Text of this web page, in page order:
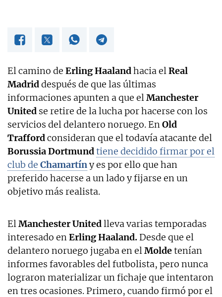
El camino de Erling Haalandhacia elReal
Madriddespués de que las últimas
informaciones apunten a que elManchester
United se retire de la lucha por hacerse con los
servicios del delantero noruego. EnOld
Traffordconsideran que el todavía atacante del
Borussia Dortmundtiene decidido firmar por el
club de Chamartíny es por ello que han
preferido hacerse a un lado y fijarse en un
objetivo más realista.
ElManchester Unitedlleva varias temporadas
interesado enErling Haaland. Desde que el
delantero noruego jugaba en elMoldetenían
informes favorables del futbolista, pero nunca
lograron materializar un fichaje que intentaron
en tres ocasiones. Primero, cuando firmó por el